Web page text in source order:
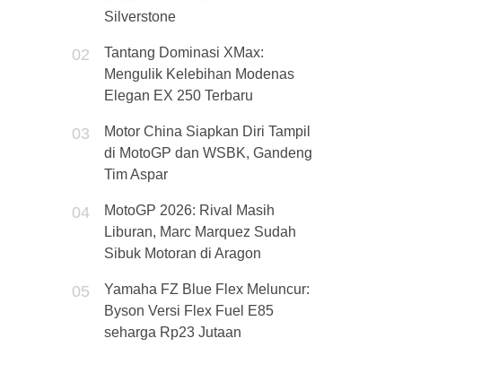
Silverstone
02
Tantang Dominasi XMax:
Mengulik Kelebihan Modenas
Elegan EX 250 Terbaru
03
Motor China Siapkan Diri Tampil
di MotoGP dan WSBK, Gandeng
Tim Aspar
04
MotoGP 2026: Rival Masih
Liburan, Marc Marquez Sudah
Sibuk Motoran di Aragon
05
Yamaha FZ Blue Flex Meluncur:
Byson Versi Flex Fuel E85
seharga Rp23 Jutaan